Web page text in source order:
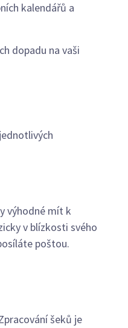
kalendářů a
dopadu na vaši
výhodné mít k
v blízkosti svého
poštou.
šeků je